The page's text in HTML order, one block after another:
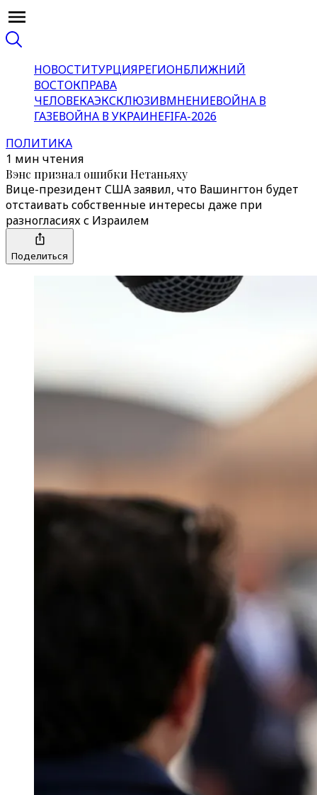
НОВОСТИТУРЦИЯРЕГИОНБЛИЖНИЙ
ВОСТОКПРАВА
ЧЕЛОВЕКАЭКСКЛЮЗИВМНЕНИЕВОЙНА В
ГАЗЕВОЙНА В УКРАИНЕFIFA-2026
ПОЛИТИКА
1 мин чтения
Вэнс признал ошибки Нетаньяху
Вице-президент США заявил, что Вашингтон будет
отстаивать собственные интересы даже при
разногласиях с Израилем
Поделиться